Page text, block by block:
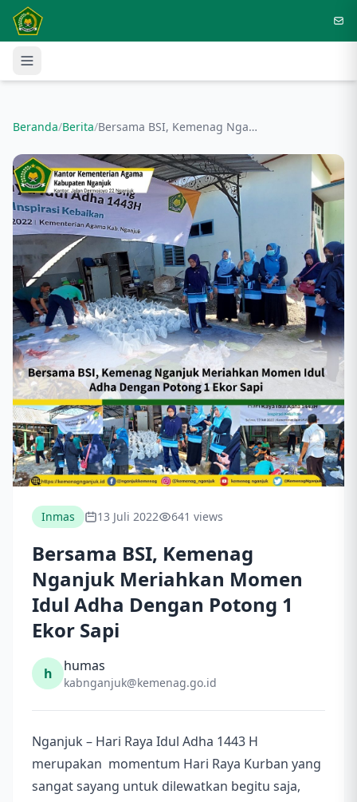
Langsung ke konten utama
Beranda/Berita/ Bersama BSI, Kemenag Nganjuk Meriahkan Momen Idul Adha Dengan Potong 1 Ekor Sapi
Inmas 13 Juli 2022 641 views
Bersama BSI, Kemenag
Nganjuk Meriahkan Momen
Idul Adha Dengan Potong 1
Ekor Sapi
h humas
kabnganjuk@kemenag.go.id
Nganjuk – Hari Raya Idul Adha 1443 H
merupakan momentum Hari Raya Kurban yang
sangat sayang untuk dilewatkan begitu saja,